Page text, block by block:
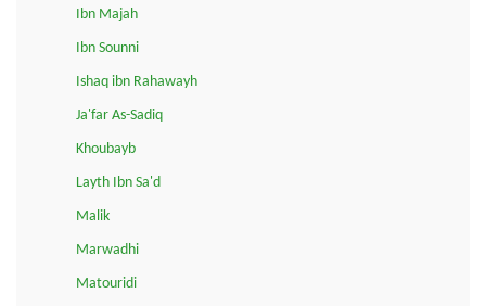
Ibn Majah
Ibn Sounni
Ishaq ibn Rahawayh
Ja'far As-Sadiq
Khoubayb
Layth Ibn Sa'd
Malik
Marwadhi
Matouridi